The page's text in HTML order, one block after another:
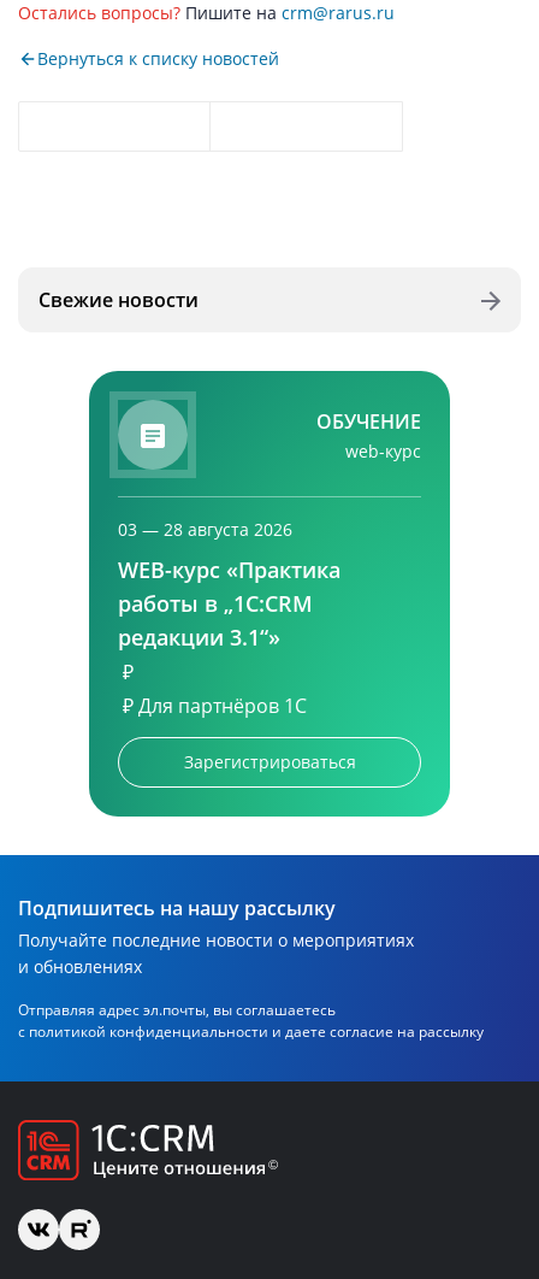
Остались вопросы? Пишите на crm@rarus.ru
Вернуться к списку новостей
Свежие новости
ОБУЧЕНИЕ
web-курс
03 — 28 августа 2026
WEB-курс «Практика
работы в „1С:CRM
редакции 3.1“»
₽
₽Для партнёров 1С
Зарегистрироваться
Подпишитесь на нашу рассылку
Получайте последние новости о мероприятиях
и обновлениях
Отправляя адрес эл.почты, вы соглашаетесь
с политикой конфиденциальности и даете согласие на рассылку